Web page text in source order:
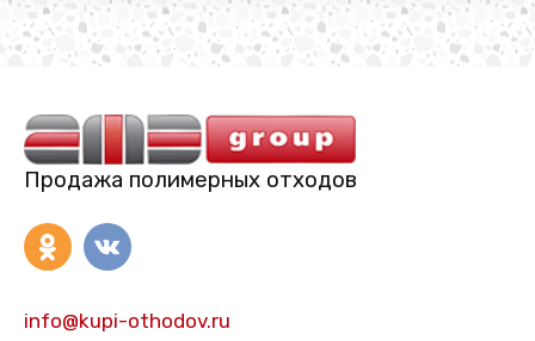
Продажа полимерных отходов
info@kupi-othodov.ru